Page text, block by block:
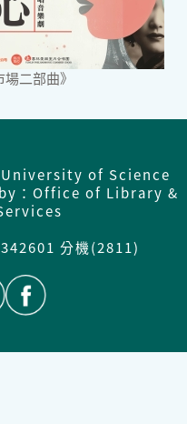
二部曲》
of Science
：Office of Library &
分機(2811)